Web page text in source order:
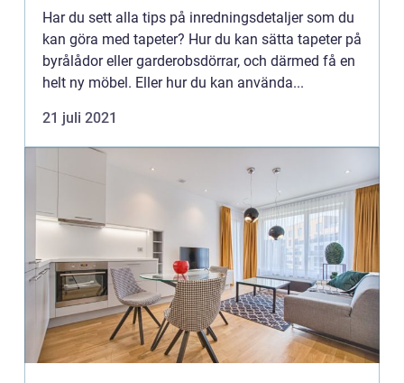
Har du sett alla tips på inredningsdetaljer som du
kan göra med tapeter? Hur du kan sätta tapeter på
byrålådor eller garderobsdörrar, och därmed få en
helt ny möbel. Eller hur du kan använda...
21 juli 2021